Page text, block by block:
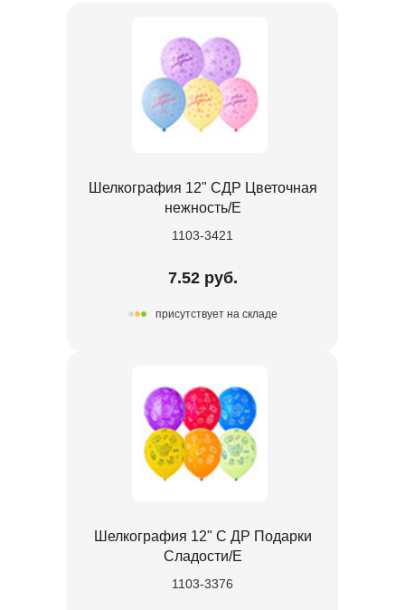
Шелкография 12" СДР Цветочная
нежность/Е
1103-3421
7.52 руб.
присутствует на складе
Шелкография 12" С ДР Подарки
Сладости/Е
1103-3376